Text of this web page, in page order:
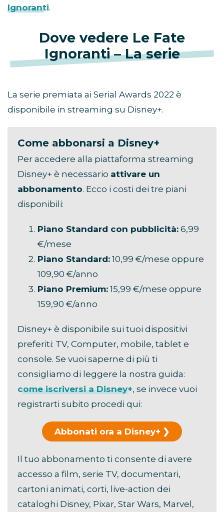
Ignoranti.
Dove vedere Le Fate
Ignoranti – La serie
La serie premiata ai Serial Awards 2022 è
disponibile in streaming su Disney+.
Come abbonarsi a Disney+
Per accedere alla piattaforma streaming
Disney+ è necessario attivare un
abbonamento. Ecco i costi dei tre piani
disponibili:
Piano Standard con pubblicità: 6,99
€/mese
Piano Standard: 10,99 €/mese oppure
109,90 €/anno
Piano Premium: 15,99 €/mese oppure
159,90 €/anno
Disney+ è disponibile sui tuoi dispositivi
preferiti: TV, Computer, mobile, tablet e
console. Se vuoi saperne di più ti
consigliamo di leggere la nostra guida:
come iscriversi a Disney+, se invece vuoi
registrarti subito procedi qui:
Abbonati ora a Disney+
Il tuo abbonamento ti consente di avere
accesso a film, serie TV, documentari,
cartoni animati, corti, live-action dei
cataloghi Disney, Pixar, Star Wars, Marvel,